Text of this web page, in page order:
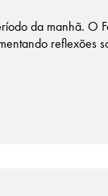
da manhã. O
reflexões